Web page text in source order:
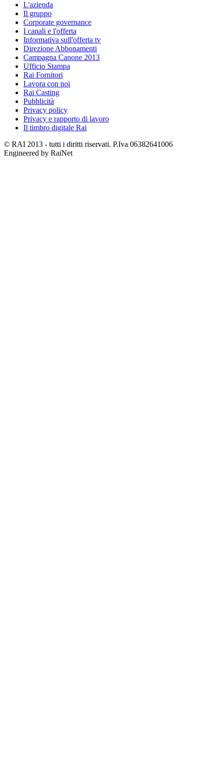
L'azienda
Il gruppo
Corporate governance
I canali e l'offerta
Informativa sull'offerta tv
Direzione Abbonamenti
Campagna Canone 2013
Ufficio Stampa
Rai Fornitori
Lavora con noi
Rai Casting
Pubblicità
Privacy policy
Privacy e rapporto di lavoro
Il timbro digitale Rai
© RAI 2013 - tutti i diritti riservati. P.Iva 06382641006
Engineered by RaiNet